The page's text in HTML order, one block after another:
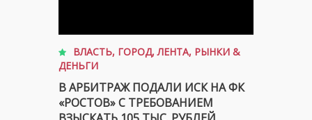
ВЛАСТЬ, ГОРОД,ЛЕНТА, РЫНКИ &
ДЕНЬГИ
В АРБИТРАЖ ПОДАЛИ ИСК НА ФК
«РОСТОВ» С ТРЕБОВАНИЕМ